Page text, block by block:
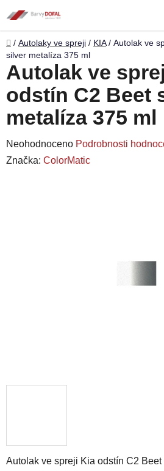
na
obsah
Domů
/ Autolaky ve spreji / KIA / Autolak ve
silver metalíza 375 ml
Autolak ve spreji Kia odstín C2
Autolak ve
odstín C2 Beet
metalíza 375 ml
Průměrné
hodnocení
Neohodnoceno Podrobnosti
Značka: ColorMatic